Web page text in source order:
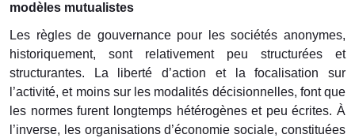
modèles mutualistes
Les règles de gouvernance pour les sociétés anonymes,
historiquement, sont relativement peu structurées et
structurantes. La liberté d’action et la focalisation sur
l’activité, et moins sur les modalités décisionnelles, font que
les normes furent longtemps hétérogènes et peu écrites. À
l’inverse, les organisations d’économie sociale, constituées